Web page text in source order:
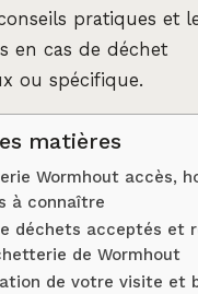
pratiques et
en cas de déchet
ou spécifique.
matières
Wormhout accès,
à connaître
déchets acceptés et
de Wormhout
de votre visite et